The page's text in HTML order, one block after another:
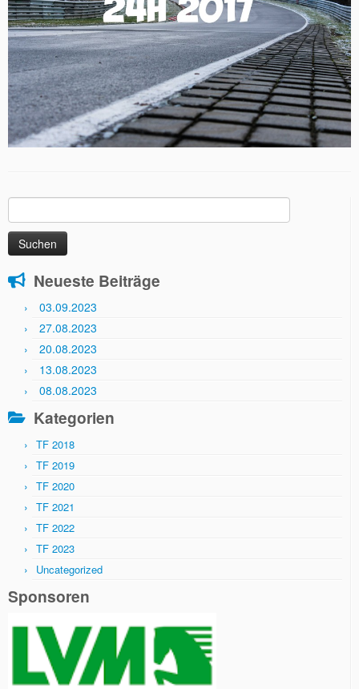
nach:
Neueste Beiträge
03.09.2023
27.08.2023
20.08.2023
13.08.2023
08.08.2023
Kategorien
TF 2018
TF 2019
TF 2020
TF 2021
TF 2022
TF 2023
Uncategorized
Sponsoren